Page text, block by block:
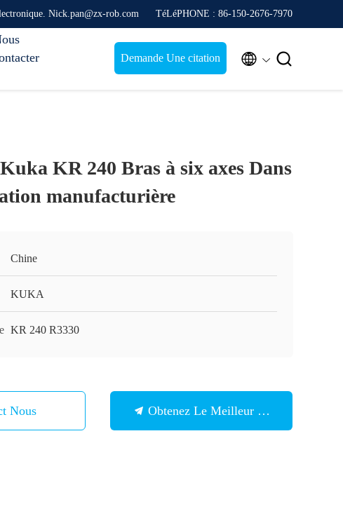
Nick.pan@zx-rob.com TéLéPHONE : 86-150-2676-7970
Demande Une citation  
KR 240 Bras à six axes Dans
manufacturière
Chine
KUKA
KR 240 R3330
Contact Nous Obtenez Le Meilleur Prix